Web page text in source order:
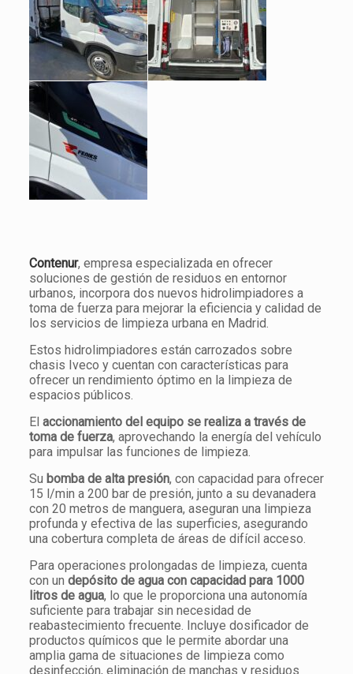
Contenur, empresa especializada en ofrecer
soluciones de gestión de residuos en entornor
urbanos, incorpora dos nuevos hidrolimpiadores a
toma de fuerza para mejorar la eficiencia y calidad de
los servicios de limpieza urbana en Madrid.
Estos hidrolimpiadores están carrozados sobre
chasis Iveco y cuentan con características para
ofrecer un rendimiento óptimo en la limpieza de
espacios públicos.
El accionamiento del equipo se realiza a través de
toma de fuerza, aprovechando la energía del vehículo
para impulsar las funciones de limpieza.
Su bomba de alta presión, con capacidad para ofrecer
15 l/min a 200 bar de presión, junto a su devanadera
con 20 metros de manguera, aseguran una limpieza
profunda y efectiva de las superficies, asegurando
una cobertura completa de áreas de difícil acceso.
Para operaciones prolongadas de limpieza, cuenta
con un depósito de agua con capacidad para 1000
litros de agua, lo que le proporciona una autonomía
suficiente para trabajar sin necesidad de
reabastecimiento frecuente. Incluye dosificador de
productos químicos que le permite abordar una
amplia gama de situaciones de limpieza como
desinfección, eliminación de manchas y residuos